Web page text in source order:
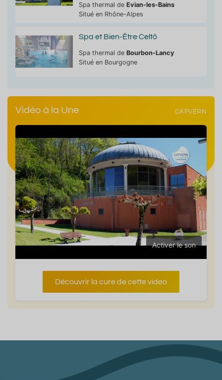
Spa thermal de Evian-les-Bains
Situé en Rhône-Alpes
Spa et Bien-Être Celtô
Spa thermal de Bourbon-Lancy
Situé en Bourgogne
Vidéo à la Une CAPVERN
Activer le son
Découvrir la cure de cette video